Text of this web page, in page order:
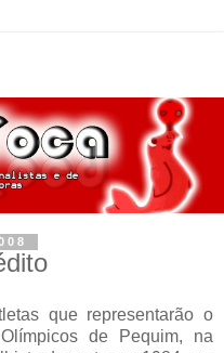
que representarão o
de Pequim, na